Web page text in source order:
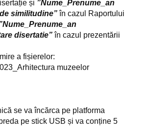
și ”Nume_Prenume_ an
similitudine”în cazul Raportului
disertatie”în cazul prezentării
a fișierelor:
muzeelor
se va încărca pe platforma
pe stick USB și va conține 5